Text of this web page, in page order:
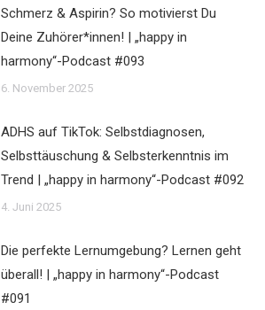
Schmerz & Aspirin? So motivierst Du
Deine Zuhörer*innen! | „happy in
harmony“-Podcast #093
6. November 2025
ADHS auf TikTok: Selbstdiagnosen,
Selbsttäuschung & Selbsterkenntnis im
Trend | „happy in harmony“-Podcast #092
4. Juni 2025
Die perfekte Lernumgebung? Lernen geht
überall! | „happy in harmony“-Podcast
#091